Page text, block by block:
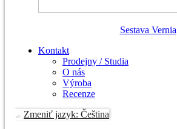
Sestava Vernia
Kontakt
Prodejny / Studia
O nás
Výroba
Recenze